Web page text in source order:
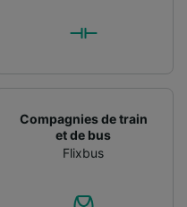
Compagnies de train
et de bus
Flixbus